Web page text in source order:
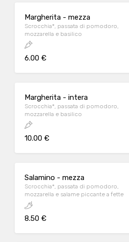
Margherita - mezza
Scrocchia*, passata di pomodoro,
mozzarella e basilico
6.00 €
Margherita - intera
Scrocchia*, passata di pomodoro,
mozzarella e basilico
10.00 €
Salamino - mezza
Scrocchia*, passata di pomodoro,
mozzarella e salame piccante a fette
8.50 €